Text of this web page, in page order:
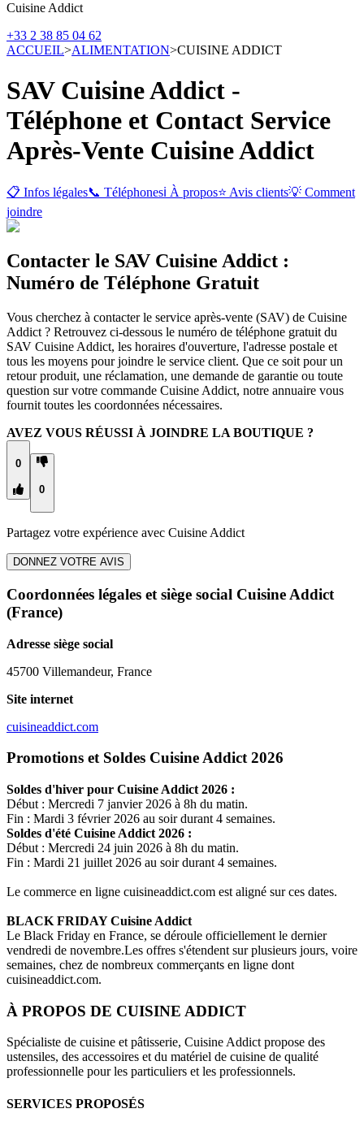
Cuisine Addict
+33 2 38 85 04 62
ACCUEIL>ALIMENTATION>CUISINE ADDICT
SAV Cuisine Addict -
Téléphone et Contact Service
Après-Vente Cuisine Addict
📋 Infos légales📞 Téléphonesℹ️ À propos⭐ Avis clients💡 Comment
joindre
Contacter le SAV Cuisine Addict :
Numéro de Téléphone Gratuit
Vous cherchez à contacter le service après-vente (SAV) de Cuisine
Addict ? Retrouvez ci-dessous le numéro de téléphone gratuit du
SAV Cuisine Addict, les horaires d'ouverture, l'adresse postale et
tous les moyens pour joindre le service client. Que ce soit pour un
retour produit, une réclamation, une demande de garantie ou toute
question sur votre commande Cuisine Addict, notre annuaire vous
fournit toutes les coordonnées nécessaires.
AVEZ VOUS RÉUSSI À JOINDRE LA BOUTIQUE ?
0
0
Partagez votre expérience avec Cuisine Addict
DONNEZ VOTRE AVIS
Coordonnées légales et siège social Cuisine Addict
(France)
Adresse siège social
45700 Villemandeur, France
Site internet
cuisineaddict.com
Promotions et Soldes Cuisine Addict 2026
Soldes d'hiver pour Cuisine Addict 2026 :
Début : Mercredi 7 janvier 2026 à 8h du matin.
Fin : Mardi 3 février 2026 au soir durant 4 semaines.
Soldes d'été Cuisine Addict 2026 :
Début : Mercredi 24 juin 2026 à 8h du matin.
Fin : Mardi 21 juillet 2026 au soir durant 4 semaines.
Le commerce en ligne cuisineaddict.com est aligné sur ces dates.
BLACK FRIDAYCuisine Addict
Le Black Friday en France, se déroule officiellement le dernier
vendredi de novembre.Les offres s'étendent sur plusieurs jours, voire
semaines, chez de nombreux commerçants en ligne dont
cuisineaddict.com.
À PROPOS DE CUISINE ADDICT
Spécialiste de cuisine et pâtisserie, Cuisine Addict propose des
ustensiles, des accessoires et du matériel de cuisine de qualité
professionnelle pour les particuliers et les professionnels.
SERVICES PROPOSÉS